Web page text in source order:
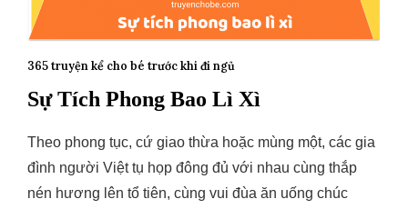
365 truyện kể cho bé trước khi đi ngủ
Sự Tích Phong Bao Lì Xì
Theo phong tục, cứ giao thừa hoặc mùng một, các gia
đình người Việt tụ họp đông đủ với nhau cùng thắp
nén hương lên tổ tiên, cùng vui đùa ăn uống chúc